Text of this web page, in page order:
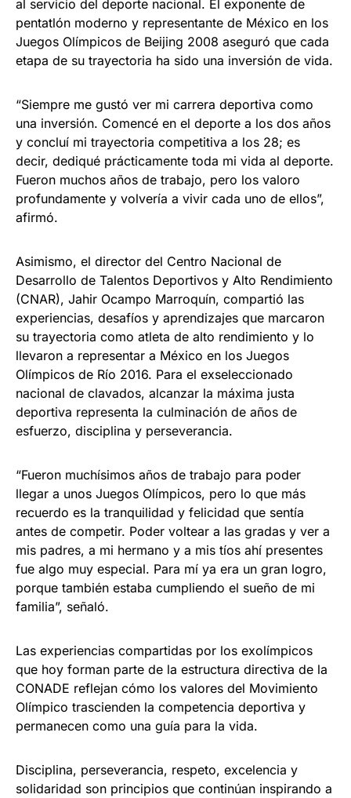
al servicio del deporte nacional. El exponente de
pentatlón moderno y representante de México en los
Juegos Olímpicos de Beijing 2008 aseguró que cada
etapa de su trayectoria ha sido una inversión de vida.
“Siempre me gustó ver mi carrera deportiva como
una inversión. Comencé en el deporte a los dos años
y concluí mi trayectoria competitiva a los 28; es
decir, dediqué prácticamente toda mi vida al deporte.
Fueron muchos años de trabajo, pero los valoro
profundamente y volvería a vivir cada uno de ellos”,
afirmó.
Asimismo, el director del Centro Nacional de
Desarrollo de Talentos Deportivos y Alto Rendimiento
(CNAR), Jahir Ocampo Marroquín, compartió las
experiencias, desafíos y aprendizajes que marcaron
su trayectoria como atleta de alto rendimiento y lo
llevaron a representar a México en los Juegos
Olímpicos de Río 2016. Para el exseleccionado
nacional de clavados, alcanzar la máxima justa
deportiva representa la culminación de años de
esfuerzo, disciplina y perseverancia.
“Fueron muchísimos años de trabajo para poder
llegar a unos Juegos Olímpicos, pero lo que más
recuerdo es la tranquilidad y felicidad que sentía
antes de competir. Poder voltear a las gradas y ver a
mis padres, a mi hermano y a mis tíos ahí presentes
fue algo muy especial. Para mí ya era un gran logro,
porque también estaba cumpliendo el sueño de mi
familia”, señaló.
Las experiencias compartidas por los exolímpicos
que hoy forman parte de la estructura directiva de la
CONADE reflejan cómo los valores del Movimiento
Olímpico trascienden la competencia deportiva y
permanecen como una guía para la vida.
Disciplina, perseverancia, respeto, excelencia y
solidaridad son principios que continúan inspirando a